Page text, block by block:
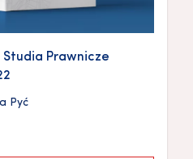
Studia Prawnicze
Pyć